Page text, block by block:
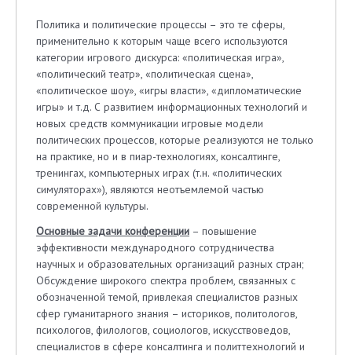
Политика и политические процессы – это те сферы,
применительно к которым чаще всего используются
категории игрового дискурса: «политическая игра»,
«политический театр», «политическая сцена»,
«политическое шоу», «игры власти», «дипломатические
игры» и т.д. С развитием информационных технологий и
новых средств коммуникации игровые модели
политических процессов, которые реализуются не только
на практике, но и в пиар-технологиях, консалтинге,
тренингах, компьютерных играх (т.н. «политических
симуляторах»), являются неотъемлемой частью
современной культуры.
Основные задачи конференции – повышение
эффективности международного сотрудничества
научных и образовательных организаций разных стран;
Обсуждение широкого спектра проблем, связанных с
обозначенной темой, привлекая специалистов разных
сфер гуманитарного знания – историков, политологов,
психологов, филологов, социологов, искусствоведов,
специалистов в сфере консалтинга и политтехнологий и